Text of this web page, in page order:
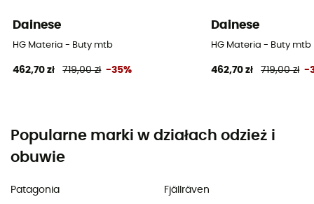
Dainese
HG Materia - Buty mtb
462,70 zł 719,00 zł -35%
Dainese
HG Materia - Buty mtb
462,70 zł 719,00 zł -
Popularne marki w działach odzież i
obuwie
Patagonia
Fjällräven